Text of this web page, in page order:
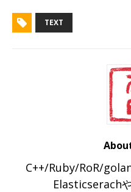
TEXT
C++/Ruby/RoR/
Elasticserach